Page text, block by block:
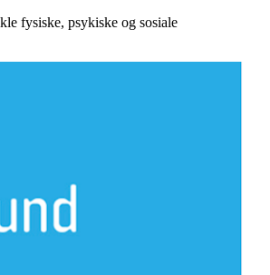
fysiske, psykiske og sosiale